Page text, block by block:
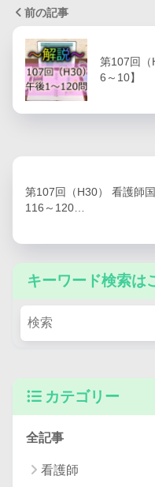
前の記事
第107回（
6～10】
第107回（H30） 看護師
116～120…
キーワード検索は
カテゴリー
全記事
看護師